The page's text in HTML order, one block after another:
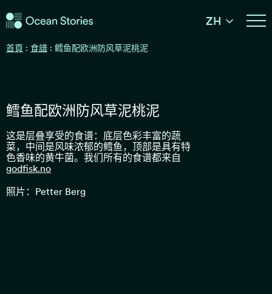
海洋故事
ZH
首頁 : 食譜 : 鳕鱼配欧洲防风草泥桃泥
鳕鱼配欧洲防风草泥桃泥
这是层叠享受的食谱：底层色彩丰富的蔬
菜，中间是风味浓郁的鳕鱼，顶部是具有特
色香味的黄牛菌。我们所有的食谱都来自
godfisk.no
照片：Petter Berg